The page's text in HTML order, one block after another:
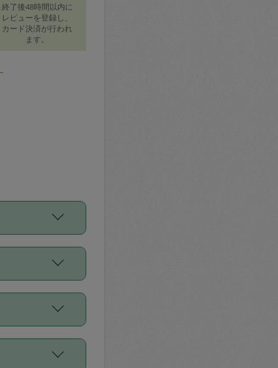
終了後48時間以内に
レビューを登録し、
カード決済が行われ
ます。
ご利用くださ
申請すること
均値、などで
／Diners